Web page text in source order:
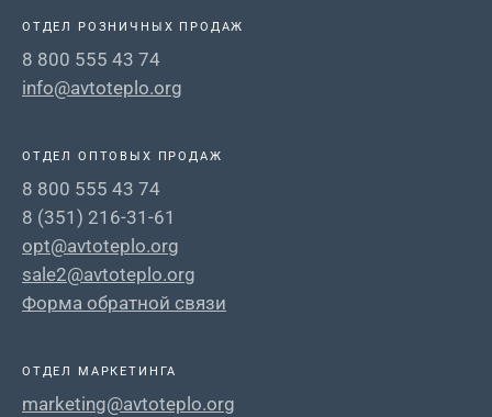
ОТДЕЛ РОЗНИЧНЫХ ПРОДАЖ
8 800 555 43 74
info@avtoteplo.org
ОТДЕЛ ОПТОВЫХ ПРОДАЖ
8 800 555 43 74
8 (351) 216-31-61
opt@avtoteplo.org
sale2@avtoteplo.org
Форма обратной связи
ОТДЕЛ МАРКЕТИНГА
marketing@avtoteplo.org